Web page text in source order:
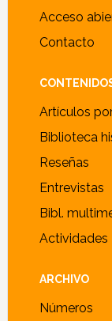
Acceso
Contacto
Artículos
Biblioteca
Reseñas
Entrevistas
Bibl.
Actividades
ARCHIVO
Números